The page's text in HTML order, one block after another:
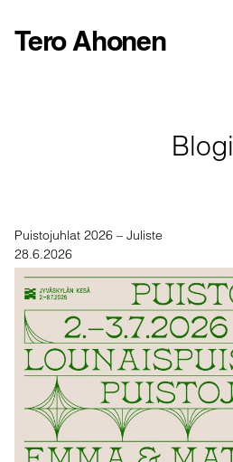
Tero Ahonen
Blogi
Puistojuhlat 2026 – Juliste
28.6.2026